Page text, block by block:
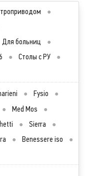
●
Для больниц
●
● Столы с РУ
●
● Fysio
●
● Med Mos
●
● Sierra
●
● Benessere iso
●